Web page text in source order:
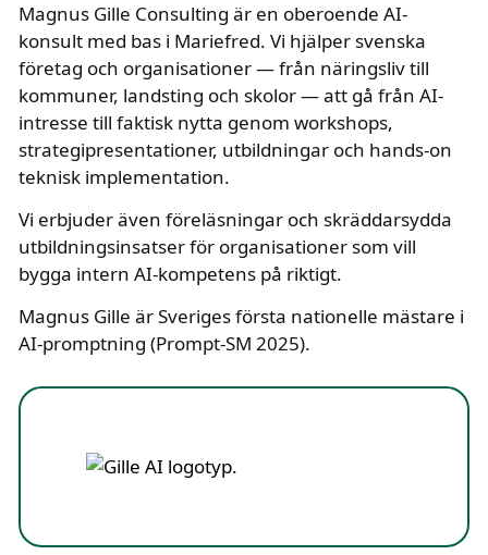
Magnus Gille Consulting är en oberoende AI-
konsult med bas i Mariefred. Vi hjälper svenska
företag och organisationer — från näringsliv till
kommuner, landsting och skolor — att gå från AI-
intresse till faktisk nytta genom workshops,
strategipresentationer, utbildningar och hands-on
teknisk implementation.
Vi erbjuder även föreläsningar och skräddarsydda
utbildningsinsatser för organisationer som vill
bygga intern AI-kompetens på riktigt.
Magnus Gille är Sveriges första nationelle mästare i
AI-promptning (Prompt-SM 2025).